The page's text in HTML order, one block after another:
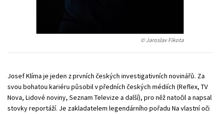
© Jaroslav Fikota
Josef Klíma je jeden z prvních českých investigativních novinářů. Za
svou bohatou kariéru působil v předních českých médiích (Reflex, TV
Nova, Lidové noviny, Seznam Televize a další), pro něž natočil a napsal
stovky reportáží. Je zakladatelem legendárního pořadu Na vlastní oči